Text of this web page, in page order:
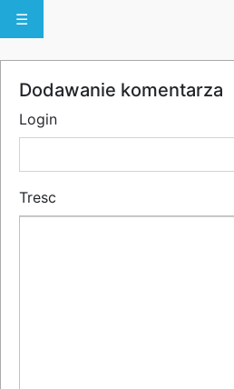
☰
Dodawanie komentarza
Login
Tresc